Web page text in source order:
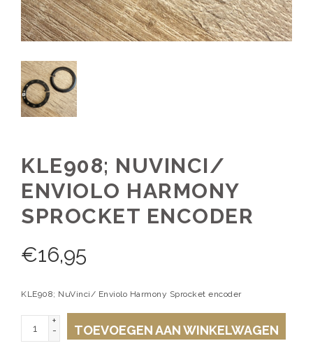
KLE908; NUVINCI/
ENVIOLO HARMONY
SPROCKET ENCODER
€16,95
KLE908; NuVinci/ Enviolo Harmony Sprocket encoder
+
-
TOEVOEGEN AAN WINKELWAGEN